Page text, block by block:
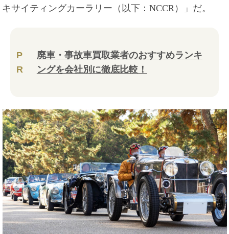
キサイティングカーラリー（以下：NCCR）」だ。
P
R
廃車・事故車買取業者のおすすめランキ
ングを会社別に徹底比較！